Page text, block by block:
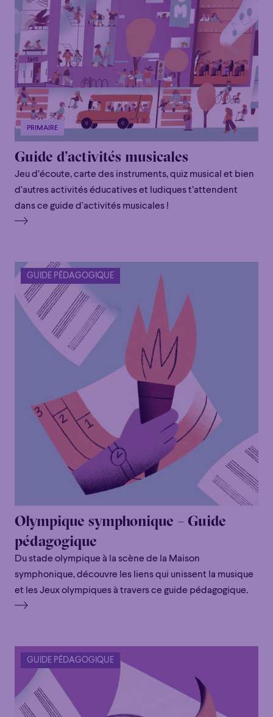
Familial
Familial
Apéro
Apéro
Éclaté
Éclaté
POP
POP
Immersif
Immersif
Étonnant
Poétique
PRIMAIRE
Guide d’activités musicales
Jeu d’écoute, carte des instruments, quiz musical et bien
d’autres activités éducatives et ludiques t’attendent
dans ce guide d’activités musicales !
GUIDE PÉDAGOGIQUE
Olympique symphonique – Guide
pédagogique
Du stade olympique à la scène de la Maison
symphonique, découvre les liens qui unissent la musique
et les Jeux olympiques à travers ce guide pédagogique.
GUIDE PÉDAGOGIQUE